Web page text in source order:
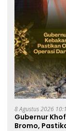
8 Agustus 2026
Gubernur
Bromo,